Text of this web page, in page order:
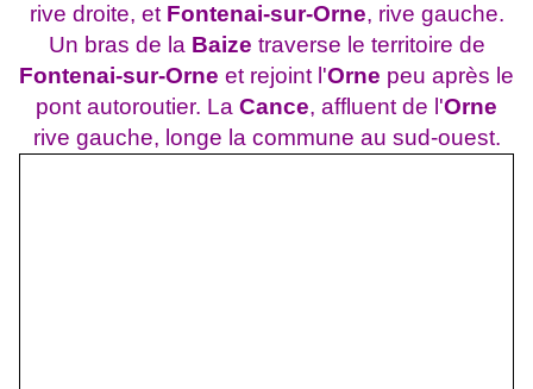
rive droite, et Fontenai-sur-Orne, rive gauche.
Un bras de la Baize traverse le territoire de
Fontenai-sur-Orne et rejoint l'Orne peu après le
pont autoroutier. La Cance, affluent de l'Orne
rive gauche, longe la commune au sud-ouest.